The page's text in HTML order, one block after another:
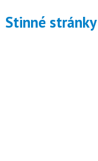
Stinné